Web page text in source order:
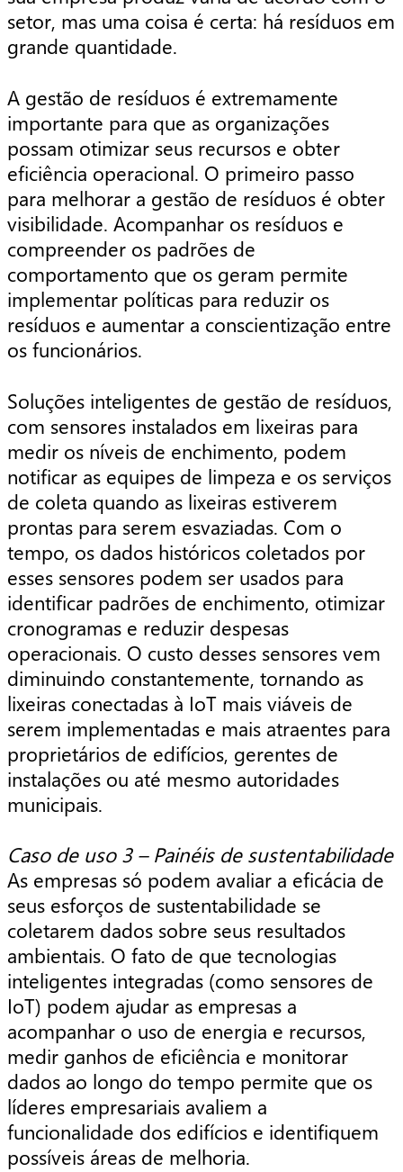
setor, mas uma coisa é certa: há resíduos em
grande quantidade.
A gestão de resíduos é extremamente
importante para que as organizações
possam otimizar seus recursos e obter
eficiência operacional. O primeiro passo
para melhorar a gestão de resíduos é obter
visibilidade. Acompanhar os resíduos e
compreender os padrões de
comportamento que os geram permite
implementar políticas para reduzir os
resíduos e aumentar a conscientização entre
os funcionários.
Soluções inteligentes de gestão de resíduos,
com sensores instalados em lixeiras para
medir os níveis de enchimento, podem
notificar as equipes de limpeza e os serviços
de coleta quando as lixeiras estiverem
prontas para serem esvaziadas. Com o
tempo, os dados históricos coletados por
esses sensores podem ser usados para
identificar padrões de enchimento, otimizar
cronogramas e reduzir despesas
operacionais. O custo desses sensores vem
diminuindo constantemente, tornando as
lixeiras conectadas à IoT mais viáveis de
serem implementadas e mais atraentes para
proprietários de edifícios, gerentes de
instalações ou até mesmo autoridades
municipais.
Caso de uso 3 – Painéis de sustentabilidade
As empresas só podem avaliar a eficácia de
seus esforços de sustentabilidade se
coletarem dados sobre seus resultados
ambientais. O fato de que tecnologias
inteligentes integradas (como sensores de
IoT) podem ajudar as empresas a
acompanhar o uso de energia e recursos,
medir ganhos de eficiência e monitorar
dados ao longo do tempo permite que os
líderes empresariais avaliem a
funcionalidade dos edifícios e identifiquem
possíveis áreas de melhoria.